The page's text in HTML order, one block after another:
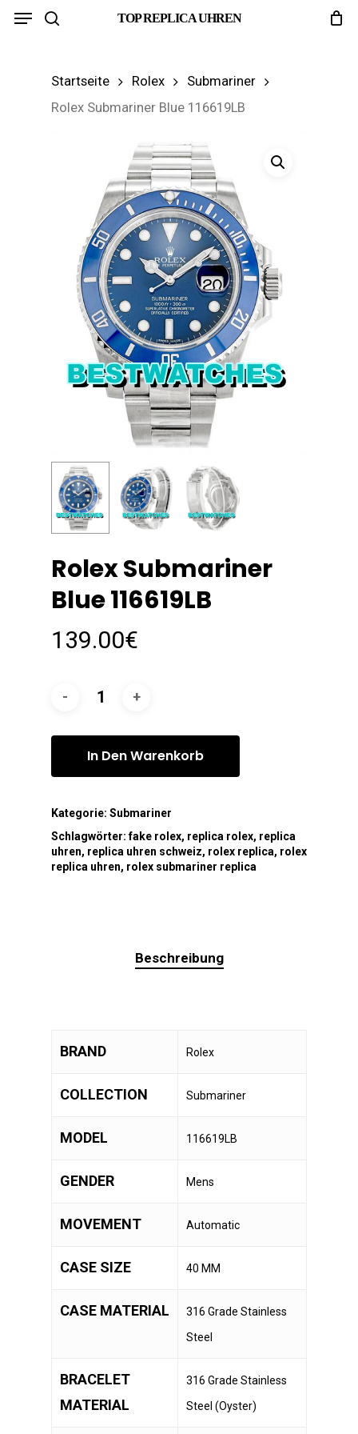
Skip
TOP REPLICA UHREN
Menu
Startseite Rolex
Submariner
Rolex Submariner Blue 116619LB
Rolex Submariner
Blue 116619LB
139.00€
In Den Warenkorb
Kategorie: Submariner
Schlagwörter:fake rolex, replica rolex, replica
uhren, replica uhren schweiz, rolex replica, rolex
replica uhren, rolex submariner replica
Beschreibung
BRAND Rolex
COLLECTION Submariner
MODEL 116619LB
GENDER Mens
MOVEMENT Automatic
CASE SIZE 40 MM
CASE MATERIAL
316 Grade Stainless
Steel
BRACELET
MATERIAL
316 Grade Stainless
Steel (Oyster)